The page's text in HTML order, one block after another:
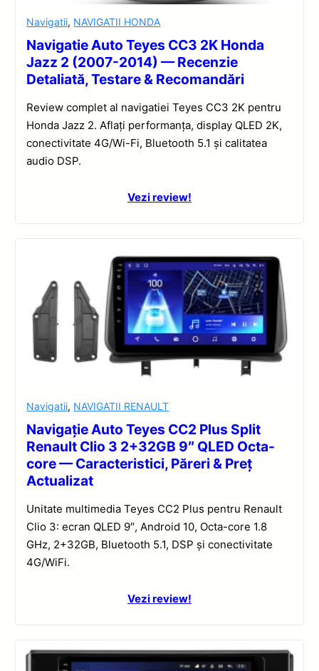
Navigatii, NAVIGATII HONDA
Navigatie Auto Teyes CC3 2K Honda
Jazz 2 (2007-2014) — Recenzie
Detaliată, Testare & Recomandări
Review complet al navigatiei Teyes CC3 2K pentru
Honda Jazz 2. Aflați performanța, display QLED 2K,
conectivitate 4G/Wi-Fi, Bluetooth 5.1 și calitatea
audio DSP.
Vezi review!
Navigatii, NAVIGATII RENAULT
Navigație Auto Teyes CC2 Plus Split
Renault Clio 3 2+32GB 9″ QLED Octa-
core — Caracteristici, Păreri & Preț
Actualizat
Unitate multimedia Teyes CC2 Plus pentru Renault
Clio 3: ecran QLED 9″, Android 10, Octa-core 1.8
GHz, 2+32GB, Bluetooth 5.1, DSP și conectivitate
4G/WiFi.
Vezi review!